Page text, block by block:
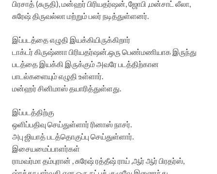
பிரசாத் (சுருதி), மன்ஹர் பிரியதர்ஷன், ஜோபி ,மன்சாட் லீலா,
சுரேஷ் திருவல்லா மற்றும் பலர் நடித்துள்ளனர்.
இப்படத்தை எழுதி இயக்கியிருக்கிறார்
டாக்டர் கிருஷ்ணா பிரியதர்ஷன்.ஒரு பெண்மணியாக இருந்து
படத்தை இயக்கி இருக்கும் அவரே படத்திற்கான
பாடல்களையும் எழுதி உள்ளார்.
மன்ஹர் சினிமாஸ் தயாரித்துள்ளது.
இப்படத்திற்கு
ஒளிப்பதிவு செய்துள்ளார் ரினாஸ் நாசர்.
அபு ஜியாத் படத்தொகுப்பு செய்துள்ளார்.
இசையமைப்பாளர்கள்
ராமவர்மா தம்புரான் , சுரேஷ் ரத்தீஷ் ராய் ,ஆர் ஆர் பிரதர்ஸ்,